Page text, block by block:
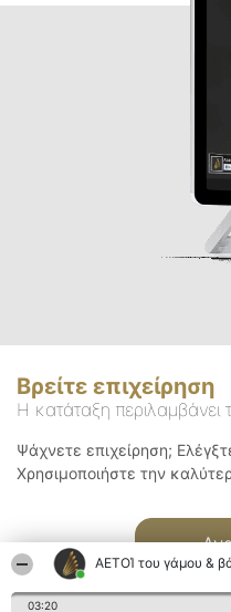
ΑΕΤΟΊ του γάμου &
03:20
Βρείτε επιχείρηση
Η κατάταξη
Ψάχνετε επιχείρηση;
Χρησιμοποιήστε την